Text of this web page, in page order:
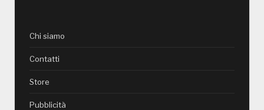
Chi siamo
Contatti
Store
Pubblicità